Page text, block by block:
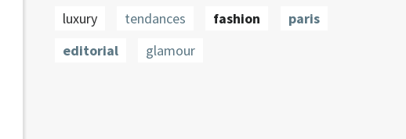
luxury
tendances fashion
paris
editorial
glamour